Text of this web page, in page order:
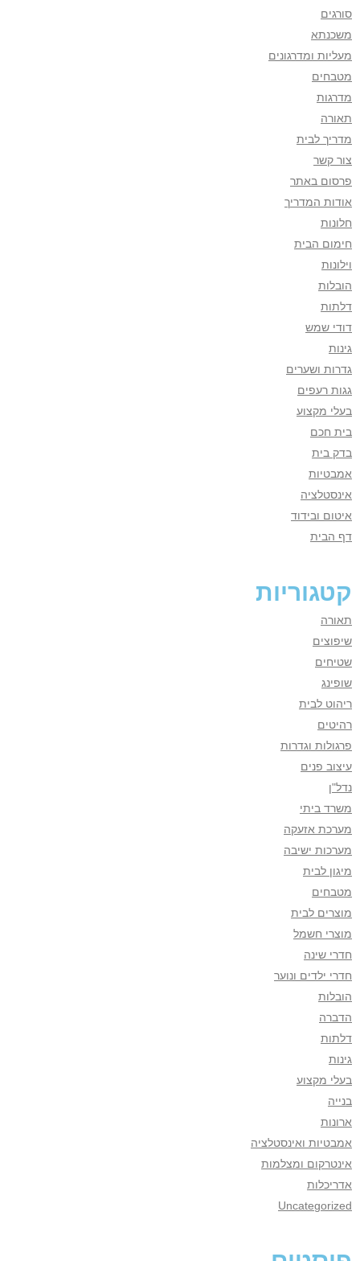
סורגים
משכנתא
מעליות ומדרגונים
מטבחים
מדרגות
תאורה
מדריך לבית
צור קשר
פרסום באתר
אודות המדריך
חלונות
חימום הבית
וילונות
הובלות
דלתות
דודי שמש
גינות
גדרות ושערים
גגות רעפים
בעלי מקצוע
בית חכם
בדק בית
אמבטיות
אינסטלציה
איטום ובידוד
דף הבית
קטגוריות
תאורה
שיפוצים
שטיחים
שופינג
ריהוט לבית
רהיטים
פרגולות וגדרות
עיצוב פנים
נדל"ן
משרד ביתי
מערכת אזעקה
מערכות ישיבה
מיגון לבית
מטבחים
מוצרים לבית
מוצרי חשמל
חדרי שינה
חדרי ילדים ונוער
הובלות
הדברה
דלתות
גינות
בעלי מקצוע
בנייה
ארונות
אמבטיות ואינסטלציה
אינטרקום ומצלמות
אדריכלות
Uncategorized